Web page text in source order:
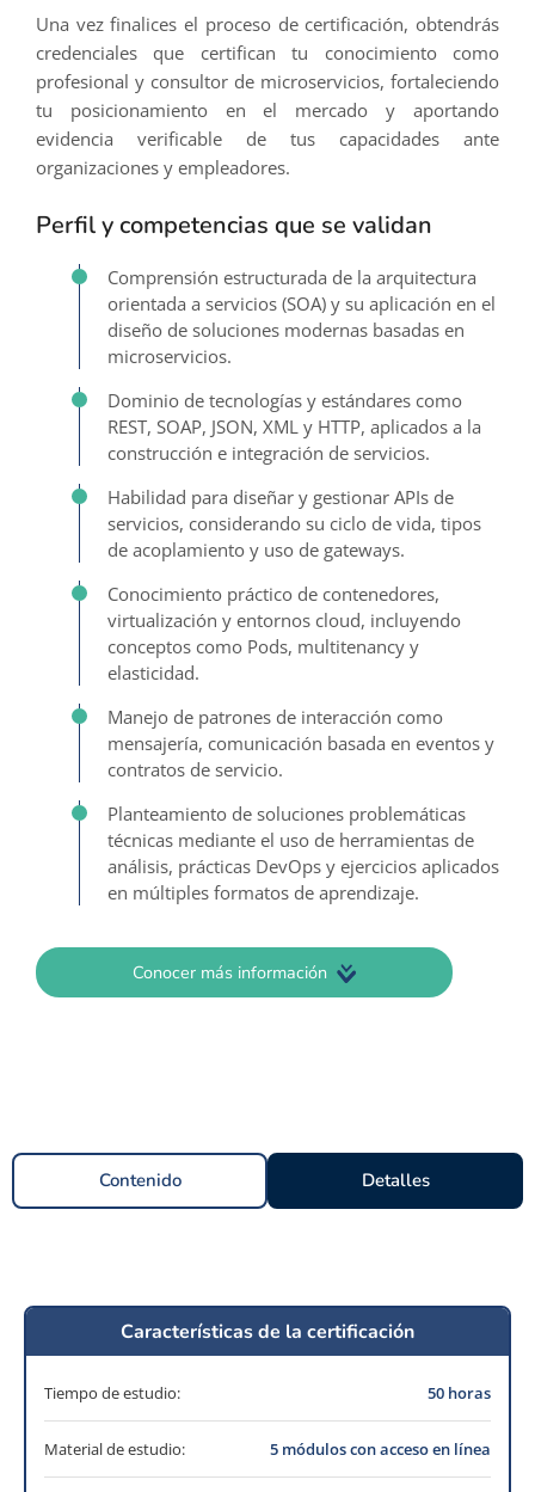
Una vez finalices el proceso de certificación, obtendrás
credenciales que certifican tu conocimiento como
profesional y consultor de microservicios, fortaleciendo
tu posicionamiento en el mercado y aportando
evidencia verificable de tus capacidades ante
organizaciones y empleadores.
Perfil y competencias que se validan
Comprensión estructurada de la arquitectura
orientada a servicios (SOA) y su aplicación en el
diseño de soluciones modernas basadas en
microservicios.
Dominio de tecnologías y estándares como
REST, SOAP, JSON, XML y HTTP, aplicados a la
construcción e integración de servicios.
Habilidad para diseñar y gestionar APIs de
servicios, considerando su ciclo de vida, tipos
de acoplamiento y uso de gateways.
Conocimiento práctico de contenedores,
virtualización y entornos cloud, incluyendo
conceptos como Pods, multitenancy y
elasticidad.
Manejo de patrones de interacción como
mensajería, comunicación basada en eventos y
contratos de servicio.
Planteamiento de soluciones problemáticas
técnicas mediante el uso de herramientas de
análisis, prácticas DevOps y ejercicios aplicados
en múltiples formatos de aprendizaje.
Conocer más información
Contenido Detalles
Características de la certificación
Tiempo de estudio: 50 horas
Material de estudio: 5 módulos con acceso en línea